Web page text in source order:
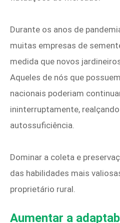
Durante os anos de
muitas empresas de
medida que novos
Aqueles de nós que
nacionais poderiam
ininterruptamente,
autossuficiência.
Dominar a coleta e
das habilidades mais
proprietário rural.
Aumentar a